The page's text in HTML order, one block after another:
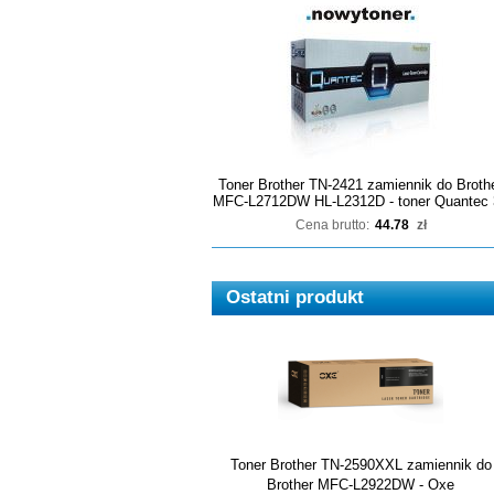
Toner Brother TN-2421 zamiennik do
MFC-L2712DW HL-L2312D - toner Quantec
Cena brutto: 44.78 zł
Ostatni produkt
Toner Brother TN-2590XXL zamiennik do
Brother MFC-L2922DW - Oxe